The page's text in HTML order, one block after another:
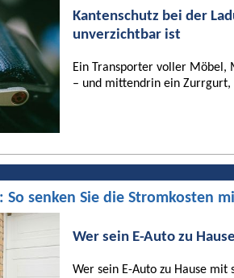
Kantenschutz bei der
unverzichtbar ist
Ein Transporter voller
– und mittendrin ein Zurrgurt,
So senken Sie die Stromkosten
Wer sein E-Auto zu
Wer sein E-Auto zu Hause